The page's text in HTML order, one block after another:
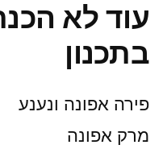
עוד לא
בתכנון
פירה אפונה ונענע
מרק אפונה